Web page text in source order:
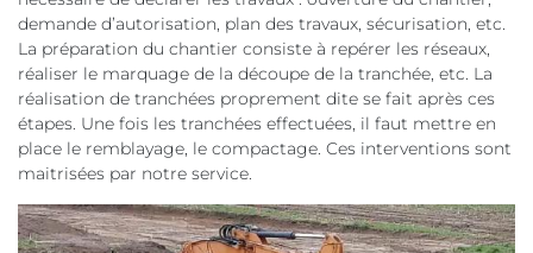
demande d’autorisation, plan des travaux, sécurisation, etc.
La préparation du chantier consiste à repérer les réseaux,
réaliser le marquage de la découpe de la tranchée, etc. La
réalisation de tranchées proprement dite se fait après ces
étapes. Une fois les tranchées effectuées, il faut mettre en
place le remblayage, le compactage. Ces interventions sont
maitrisées par notre service.